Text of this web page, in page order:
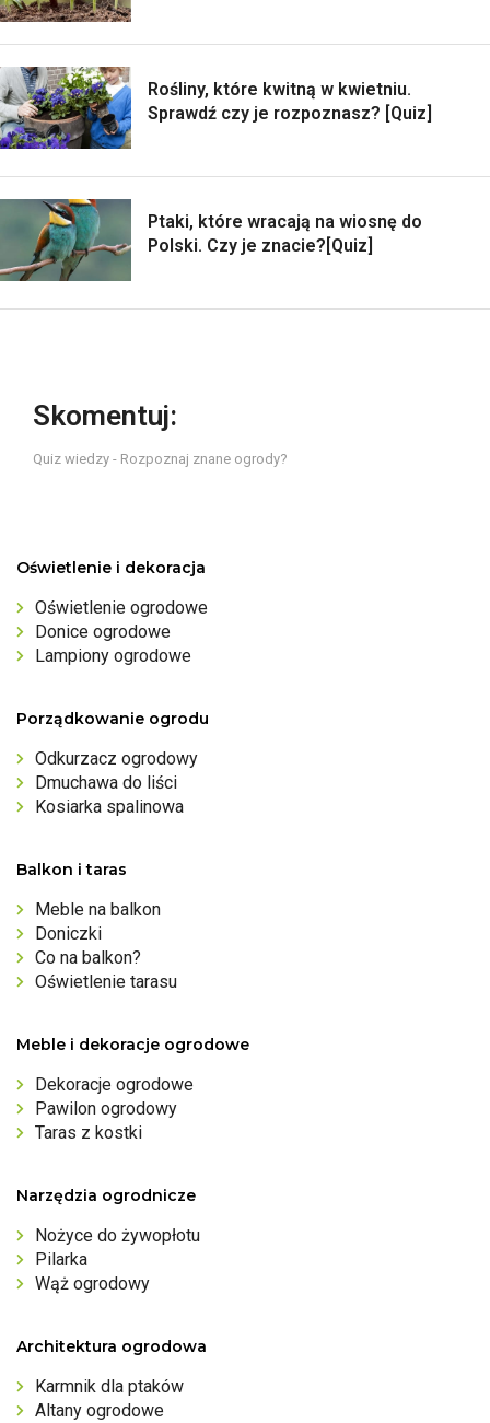
Rośliny, które kwitną w kwietniu.
Sprawdź czy je rozpoznasz? [Quiz]
Ptaki, które wracają na wiosnę do
Polski. Czy je znacie?[Quiz]
Skomentuj:
Quiz wiedzy - Rozpoznaj znane ogrody?
Oświetlenie i dekoracja
Oświetlenie ogrodowe
Donice ogrodowe
Lampiony ogrodowe
Porządkowanie ogrodu
Odkurzacz ogrodowy
Dmuchawa do liści
Kosiarka spalinowa
Balkon i taras
Meble na balkon
Doniczki
Co na balkon?
Oświetlenie tarasu
Meble i dekoracje ogrodowe
Dekoracje ogrodowe
Pawilon ogrodowy
Taras z kostki
Narzędzia ogrodnicze
Nożyce do żywopłotu
Pilarka
Wąż ogrodowy
Architektura ogrodowa
Karmnik dla ptaków
Altany ogrodowe